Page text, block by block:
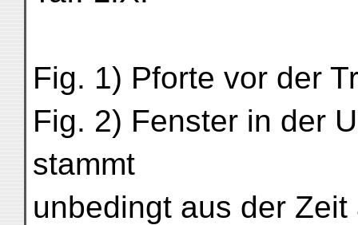
Fig. 1) Pforte vor der
Fig. 2) Fenster in der
stammt
unbedingt aus der